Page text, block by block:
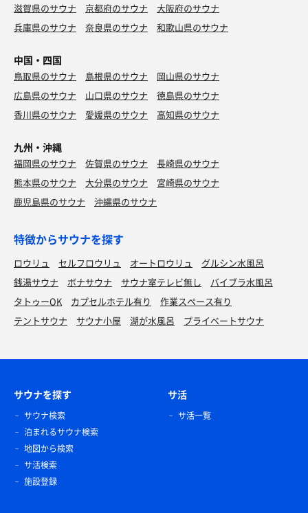
滋賀県のサウナ 京都府のサウナ
大阪府のサウナ
兵庫県のサウナ
奈良県のサウナ 和歌山県のサウナ
中国・四国
鳥取県のサウナ 島根県のサウナ
岡山県のサウナ
広島県のサウナ
山口県のサウナ
徳島県のサウナ
香川県のサウナ
愛媛県のサウナ 高知県のサウナ
九州・沖縄
福岡県のサウナ 佐賀県のサウナ
長崎県のサウナ
熊本県のサウナ
大分県のサウナ
宮崎県のサウナ
鹿児島県のサウナ
沖縄県のサウナ
特徴からサウナを探す
ロウリュ セルフロウリュ オートロウリュ
グルシン水風呂
銭湯サウナ
ボナサウナ サウナ室テレビ無し
バイブラ水風呂
タトゥーOK
カプセルホテル有り
作業スペース有り
テントサウナ
サウナ小屋 湖が水風呂 プライベートサウナ
サウナを探す
サウナ検索
泊まれるサウナ検索
地図から検索
サ活検索
施設登録
サ活
サ活一覧